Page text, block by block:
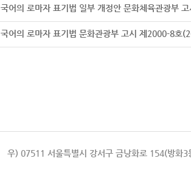
국어의 로마자 표기법 일부 개정안 문화체육관광부
국어의 로마자 표기법 문화관광부 고시 제2000-8호
우) 07511 서울특별시 강서구 금낭화로 154(방화3